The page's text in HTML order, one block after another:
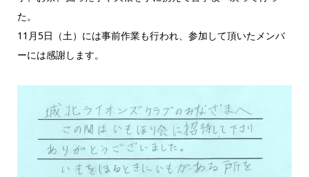
た。
11月5日（土）には事前作業も行われ、参加して頂いたメンバ
ーには感謝します。